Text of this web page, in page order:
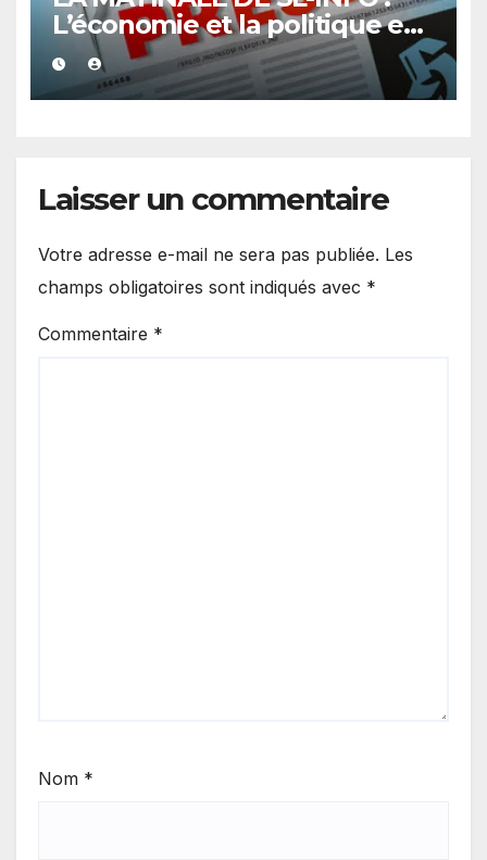
L’économie et la politique en
vedette
Laisser un commentaire
Votre adresse e-mail ne sera pas publiée. Les
champs obligatoires sont indiqués avec *
Commentaire *
Nom *